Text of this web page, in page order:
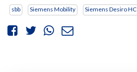
sbb Siemens Mobility Siemens Desiro HC